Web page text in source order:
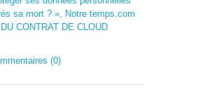
sa mort ? », Notre temps.com
CONTRAT DE CLOUD
(0)